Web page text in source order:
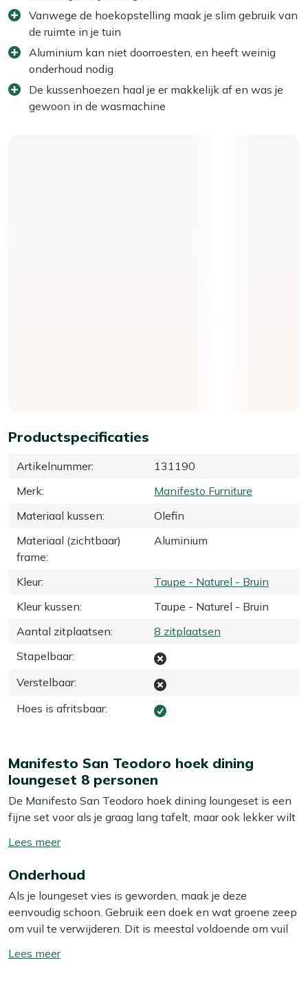
Productspecificaties
Artikelnummer:
131190
Merk:
Manifesto Furniture
Materiaal kussen:
Olefin
Materiaal (zichtbaar)
frame:
Aluminium
Kleur:
Taupe - Naturel - Bruin
Kleur kussen:
Taupe - Naturel - Bruin
Aantal zitplaatsen:
8 zitplaatsen
Stapelbaar:
Verstelbaar:
Hoes is afritsbaar:
Vanwege de hoekopstelling maak je slim gebruik van
de ruimte in je tuin
Aluminium kan niet doorroesten, en heeft weinig
onderhoud nodig
De kussenhoezen haal je er makkelijk af en was je
gewoon in de wasmachine
Manifesto San Teodoro hoek dining
loungeset 8 personen
De Manifesto San Teodoro hoek dining loungeset is een
fijne set voor als je graag lang tafelt, maar ook lekker wilt
de hoekopstelling maak je slim gebruik van de ruimte op
eten, borrelen en uit te buiken. De hoge tafel maakt deze
dining loungeset ideaal voor een complete maaltijd,
zonder dat je op comfort inlevert. De kussens zijn
inbegrepen, dus je zet de set neer en je kunt meteen
aanschuiven. De camel zand kleur geeft een rustige,
Toon/verberg
meer
Onderhoud
Als je loungeset vies is geworden, maak je deze
eenvoudig schoon. Gebruik een doek en wat groene zeep
om vuil te verwijderen. Dit is meestal voldoende om vuil
genoeg. Toch raden we aan om je loungeset minstens
Toon/verberg